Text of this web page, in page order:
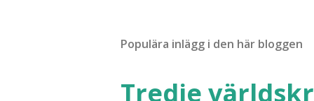
Populära inlägg i den här bloggen
Tredje